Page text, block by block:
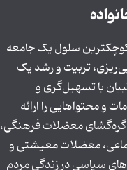
کوچکترین سلول یک جامعه
تربیت و رشد یک
با تسهیل‌گری و
و محتواهایی را ارائه
گره‌گشای معضلات فرهنگی،
معضلات معیشتی و
سیاسی در زندگی مردم